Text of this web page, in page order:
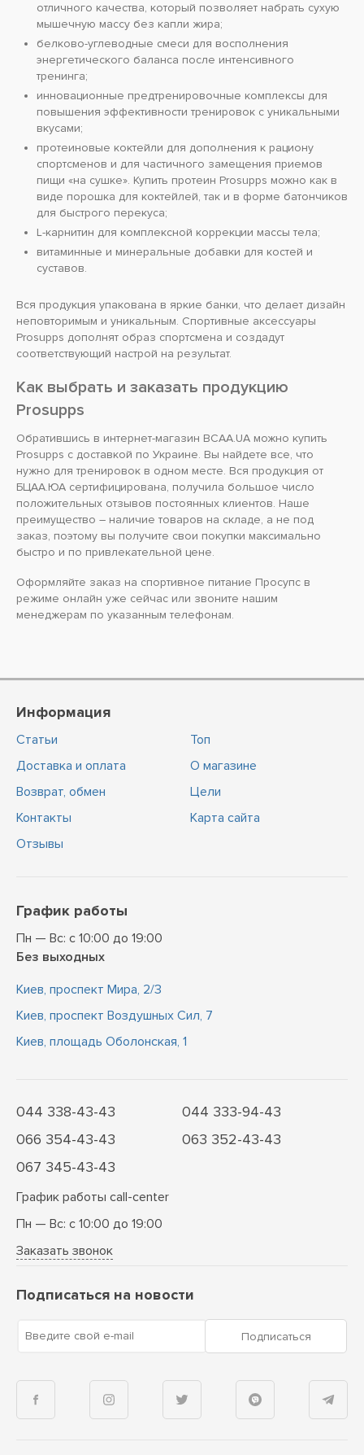
отличного качества, который позволяет набрать сухую
мышечную массу без капли жира;
белково-углеводные смеси для восполнения
энергетического баланса после интенсивного
тренинга;
инновационные предтренировочные комплексы для
повышения эффективности тренировок с уникальными
вкусами;
протеиновые коктейли для дополнения к рациону
спортсменов и для частичного замещения приемов
пищи «на сушке». Купить протеин Prosupps можно как в
виде порошка для коктейлей, так и в форме батончиков
для быстрого перекуса;
L-карнитин для комплексной коррекции массы тела;
витаминные и минеральные добавки для костей и
суставов.
Вся продукция упакована в яркие банки, что делает дизайн
неповторимым и уникальным. Спортивные аксессуары
Prosupps дополнят образ спортсмена и создадут
соответствующий настрой на результат.
Как выбрать и заказать продукцию
Prosupps
Обратившись в интернет-магазин BCAA.UA можно купить
Prosupps с доставкой по Украине. Вы найдете все, что
нужно для тренировок в одном месте. Вся продукция от
БЦАА.ЮА сертифицирована, получила большое число
положительных отзывов постоянных клиентов. Наше
преимущество – наличие товаров на складе, а не под
заказ, поэтому вы получите свои покупки максимально
быстро и по привлекательной цене.
Оформляйте заказ на спортивное питание Просупс в
режиме онлайн уже сейчас или звоните нашим
менеджерам по указанным телефонам.
Информация
Статьи
Доставка и оплата
Возврат, обмен
Контакты
Отзывы
Топ
О магазине
Цели
Карта сайта
График работы
Пн — Вс: с 10:00 до 19:00
Без выходных
Киев, проспект Мира, 2/3
Киев, проспект Воздушных Сил, 7
Киев, площадь Оболонская, 1
044 338-43-43
044 333-94-43
066 354-43-43
063 352-43-43
067 345-43-43
График работы call-center
Пн — Вс: с 10:00 до 19:00
Заказать звонок
Подписаться на новости
Введите свой e-mail Подписаться